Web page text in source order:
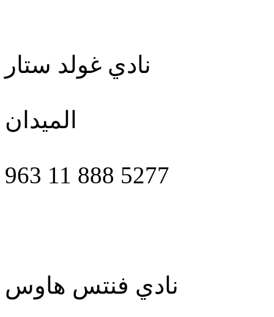
نادي غولد ستار
الميدان
963 11 888 5277
نادي فنتس هاوس